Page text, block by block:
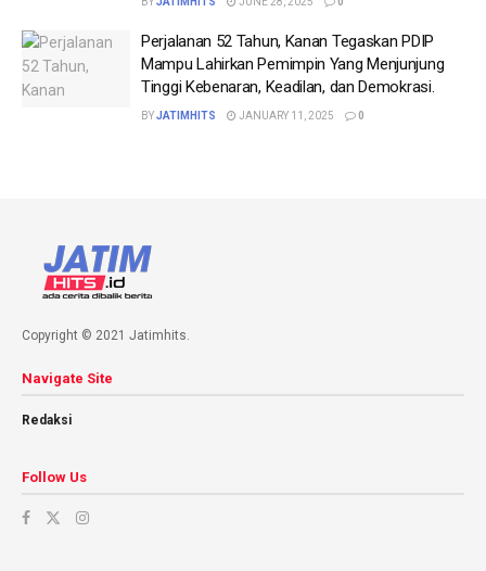
Perjalanan 52 Tahun, Kanan Tegaskan PDIP
Mampu Lahirkan Pemimpin Yang Menjunjung
Tinggi Kebenaran, Keadilan, dan Demokrasi.
BYJATIMHITS JANUARY 11, 2025 0
Copyright © 2021 Jatimhits.
Navigate Site
Redaksi
Follow Us